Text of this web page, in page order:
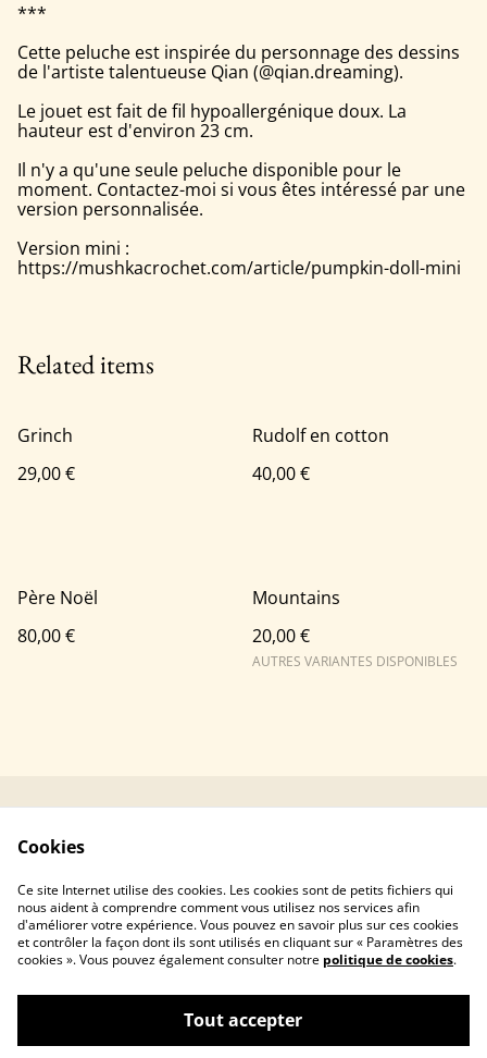
***
Cette peluche est inspirée du personnage des dessins
de l'artiste talentueuse Qian (@qian.dreaming).
Le jouet est fait de fil hypoallergénique doux. La
hauteur est d'environ 23 cm.
Il n'y a qu'une seule peluche disponible pour le
moment. Contactez-moi si vous êtes intéressé par une
version personnalisée.
Version mini :
https://mushkacrochet.com/article/pumpkin-doll-mini
Related items
Grinch
29,00 €
Rudolf en cotton
40,00 €
Père Noël
80,00 €
Mountains
20,00 €
AUTRES VARIANTES DISPONIBLES
Contacter Mushka
Politique de
confidentialité
Politique de cookies
©2026Mushka crochet
Cookies
Ce site Internet utilise des cookies. Les cookies sont de petits fichiers qui
nous aident à comprendre comment vous utilisez nos services afin
d'améliorer votre expérience. Vous pouvez en savoir plus sur ces cookies
et contrôler la façon dont ils sont utilisés en cliquant sur « Paramètres des
cookies ». Vous pouvez également consulter notre politique de cookies.
Tout accepter